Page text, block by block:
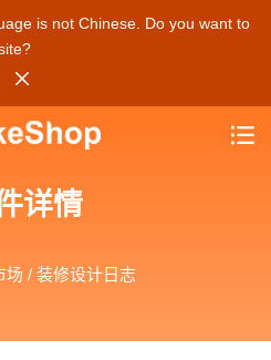
is not Chinese. Do you want to


详情
场 / 装修设计日志